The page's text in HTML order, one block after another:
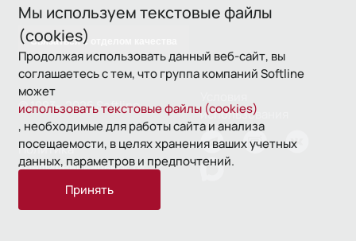
Мы используем текстовые файлы
(cookies)
Продолжая использовать данный веб-сайт, вы
соглашаетесь с тем, что группа компаний Softline
может
использовать текстовые файлы (cookies)
, необходимые для работы сайта и анализа
посещаемости, в целях хранения ваших учетных
данных, параметров и предпочтений.
Принять
Связаться с отделом качества
© 1993—2026 Softline
использования
Политика
конфиденциальности